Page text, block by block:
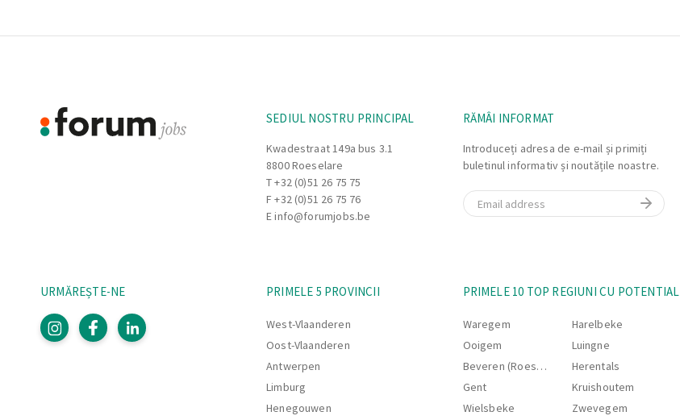
SEDIUL NOSTRU PRINCIPAL
Kwadestraat 149a bus 3.1
8800 Roeselare
T+32 (0)51 26 75 75
F +32 (0)51 26 75 76
Einfo@forumjobs.be
RĂMÂI INFORMAT
Introduceți adresa de e-mail și primiți
buletinul informativ și noutățile noastre.
Email
PRIMELE 5 PROVINCII
West-Vlaanderen
Oost-Vlaanderen
Antwerpen
Limburg
Henegouwen
PRIMELE 10 TOP REGIUNI CU POTENTIAL
Waregem
Ooigem
Beveren (Roeselare)
Gent
Wielsbeke
Harelbeke
Luingne
Herentals
Kruishoutem
Zwevegem
URMĂREȘTE-NE